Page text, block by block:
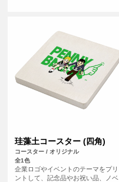
珪藻土コースター (四角)
コースター / オリジナル
全1色
企業ロゴやイベントのテーマをプリ
ントして、記念品やお祝い品、ノベ